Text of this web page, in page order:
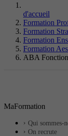
d'accueil
Formation
Formation
Formation
Formation
ABA
MaFormation
Qui sommes-
On recrute